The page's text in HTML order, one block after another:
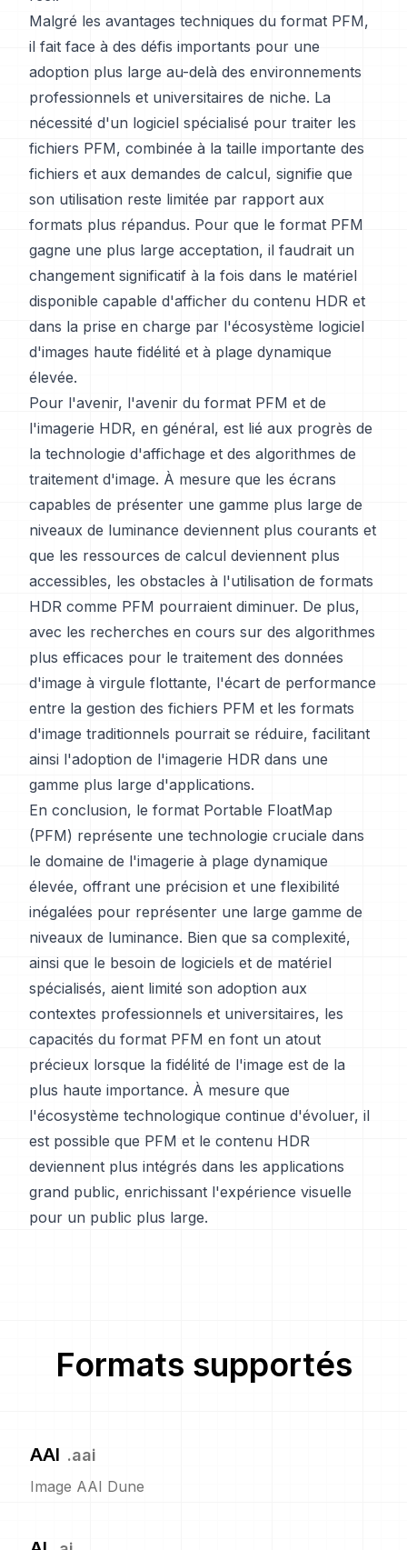
Malgré les avantages techniques du format PFM,
il fait face à des défis importants pour une
adoption plus large au-delà des environnements
professionnels et universitaires de niche. La
nécessité d'un logiciel spécialisé pour traiter les
fichiers PFM, combinée à la taille importante des
fichiers et aux demandes de calcul, signifie que
son utilisation reste limitée par rapport aux
formats plus répandus. Pour que le format PFM
gagne une plus large acceptation, il faudrait un
changement significatif à la fois dans le matériel
disponible capable d'afficher du contenu HDR et
dans la prise en charge par l'écosystème logiciel
d'images haute fidélité et à plage dynamique
élevée.
Pour l'avenir, l'avenir du format PFM et de
l'imagerie HDR, en général, est lié aux progrès de
la technologie d'affichage et des algorithmes de
traitement d'image. À mesure que les écrans
capables de présenter une gamme plus large de
niveaux de luminance deviennent plus courants et
que les ressources de calcul deviennent plus
accessibles, les obstacles à l'utilisation de formats
HDR comme PFM pourraient diminuer. De plus,
avec les recherches en cours sur des algorithmes
plus efficaces pour le traitement des données
d'image à virgule flottante, l'écart de performance
entre la gestion des fichiers PFM et les formats
d'image traditionnels pourrait se réduire, facilitant
ainsi l'adoption de l'imagerie HDR dans une
gamme plus large d'applications.
En conclusion, le format Portable FloatMap
(PFM) représente une technologie cruciale dans
le domaine de l'imagerie à plage dynamique
élevée, offrant une précision et une flexibilité
inégalées pour représenter une large gamme de
niveaux de luminance. Bien que sa complexité,
ainsi que le besoin de logiciels et de matériel
spécialisés, aient limité son adoption aux
contextes professionnels et universitaires, les
capacités du format PFM en font un atout
précieux lorsque la fidélité de l'image est de la
plus haute importance. À mesure que
l'écosystème technologique continue d'évoluer, il
est possible que PFM et le contenu HDR
deviennent plus intégrés dans les applications
grand public, enrichissant l'expérience visuelle
pour un public plus large.
Formats supportés
AAI .aai
Image AAI Dune